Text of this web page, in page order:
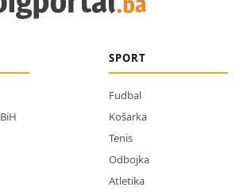
SPORT
Fudbal
Košarka
Tenis
Odbojka
Atletika